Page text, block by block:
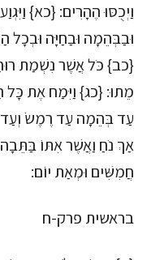
וַיְכֻסּוּ הֶהָרִים: {כא}
וּבַבְּהֵמָה וּבַחַיָּה וּבְכָל
{כב} כֹּל אֲשֶׁר נִשְׁמַת
מֵתוּ: {כג} וַיִּמַח אֶת
עַד בְּהֵמָה עַד רֶמֶשׂ וְעַד
אַךְ נֹחַ וַאֲשֶׁר אִתּוֹ
חֲמִשִּׁים וּמְאַת יוֹם:
בראשית פרק-ח